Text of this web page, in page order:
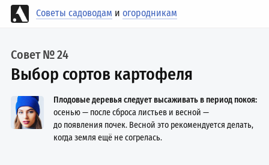
Советы садоводам иогородникам
Совет № 24
Выбор сортов картофеля
Плодовые деревья следует высаживать в период покоя:
осенью — после сброса листьев и весной —
до появления почек. Весной это рекомендуется делать,
когда земля ещё не согрелась.